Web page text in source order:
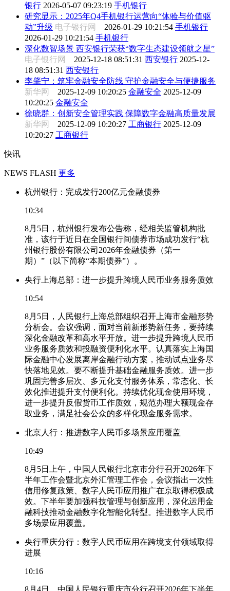
银行 2026-05-07 09:23:19 手机银行
研究显示：2025年Q4手机银行运营向“体验与价值驱
动”升级 电子银行网 2026-01-29 10:21:54 手机银行
2026-01-29 10:21:54 手机银行
深化数智场景 西安银行荣获“数字生态建设领航之星”
电子银行网 2025-12-18 08:51:31 西安银行 2025-12-
18 08:51:31 西安银行
李肇宁：筑牢金融安全防线 守护金融安全与便捷服务
新华网 2025-12-09 10:20:25 金融安全 2025-12-09
10:20:25 金融安全
徐晓群：创新安全管理实践 保障数字金融高质量发展
新华网 2025-12-09 10:20:27 工商银行 2025-12-09
10:20:27 工商银行
快讯
NEWS FLASH 更多
杭州银行：完成发行200亿元金融债券
10:34
8月5日，杭州银行发布公告称，经相关监管机构批
准，该行于近日在全国银行间债券市场成功发行“杭
州银行股份有限公司2026年金融债券（第一
期）”（以下简称“本期债券”）。
央行上海总部：进一步提升跨境人民币业务服务质效
10:54
8月5日，人民银行上海总部组织召开上海市金融形势
分析会。会议强调，面对当前新形势新任务，要持续
深化金融改革和高水平开放。进一步提升跨境人民币
业务服务质效和投融资便利化水平。认真落实上海国
际金融中心发展离岸金融行动方案，推动试点业务尽
快落地见效。要不断提升基础金融服务质效。进一步
巩固完善多层次、多元化支付服务体系，常态化、长
效化推进提升支付便利化。持续优化现金使用环境，
进一步提升反假货币工作质效，规范办理大额现金存
取业务，满足社会公众的多样化现金服务需求。
北京人行：推进数字人民币多场景应用覆盖
10:49
8月5日上午，中国人民银行北京市分行召开2026年下
半年工作会暨北京外汇管理工作会，会议指出一次性
信用修复政策、数字人民币应用推广在京取得积极成
效。下半年要加强科技管理与创新应用，深化运用金
融科技推动金融数字化智能化转型。推进数字人民币
多场景应用覆盖。
央行重庆分行：数字人民币应用在跨境支付领域取得
进展
10:16
8月4日，中国人民银行重庆市分行召开2026年下半年